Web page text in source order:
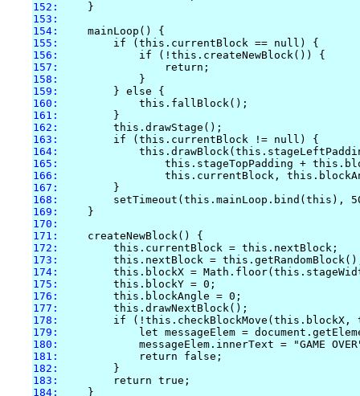
152:
153:
154:
155:
156:
157:
158:
159:
160:
161:
162:
163:
164:
165:
166:
167:
168:
169:
170:
171:
172:
173:
174:
175:
176:
177:
178:
179:
180:
181:
182:
183:
184: